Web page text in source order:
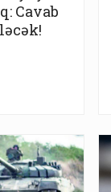
Cavab